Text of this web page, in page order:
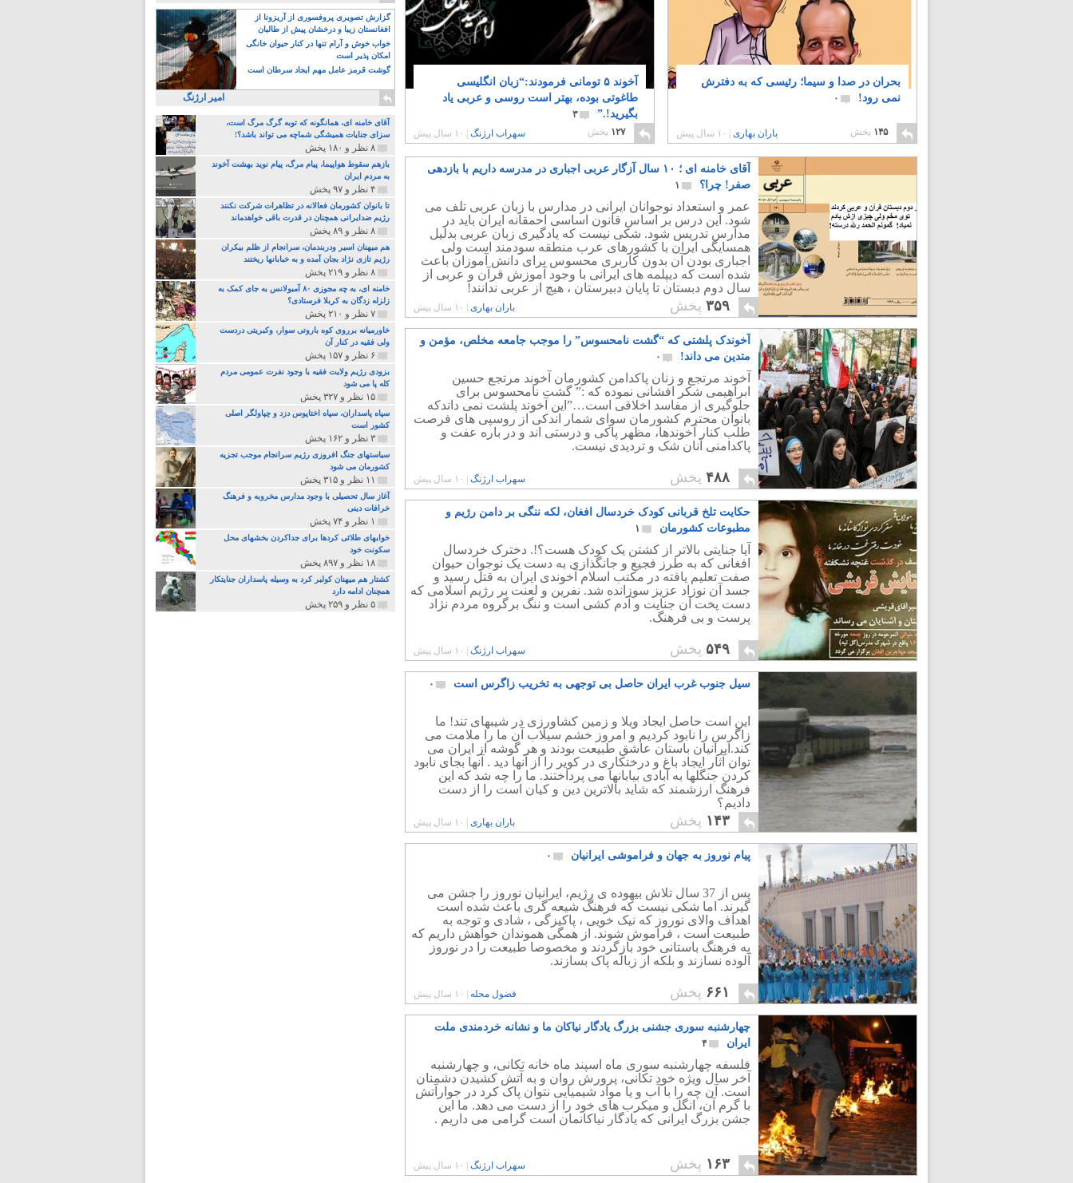
بحران در صدا و سیما؛ رئیسی که به دفترش
نمی رود!
۰
۱۴۵ پخش باران بهاری ۱۰ سال پیش
آخوند ۵ تومانی فرمودند:“زبان انگلیسی
طاغوتی بوده، بهتر است روسی و عربی یاد
بگیرید!.”
۳
۱۲۷ پخش سهراب ارژنگ ۱۰ سال پیش
آقای خامنه ای ؛ ۱۰ سال آزگار عربی اجباری در مدرسه داریم با بازدهی
صفر! چرا؟
۱
عمر و استعداد نوجوانان ایرانی در مدارس با زبان عربی تلف می
شود. این درس بر اساس قانون اساسی احمقانه ایران باید در
مدارس تدریس شود. شکی نیست که یادگیری زبان عربی بدلیل
همسایگی ایران با کشورهای عرب منطقه سودمند است ولی
اجباری بودن آن بدون کاربری محسوس برای دانش آموزان باعث
شده است که دیپلمه های ایرانی با وجود آموزش قرآن و عربی از
سال دوم دبستان تا پایان دبیرستان ، هیچ از عربی ندانند!
۳۵۹ پخش باران بهاری ۱۰ سال پیش
آخوندک پلشتی که “گشت نامحسوس” را موجب جامعه مخلص، مؤمن و
متدین می داند!
۰
آخوند مرتجع و زنان پاکدامن کشورمان آخوند مرتجع حسین
ابراهیمی شکر افشانی نموده که :” گشت نامحسوس برای
جلوگیری از مفاسد اخلاقی است…”این آخوند پلشت نمی داندکه
بانوان محترم کشورمان سوای شمار اندکی از روسپی های فرصت
طلب کنار آخوندها، مظهر پاکی و درستی اند و در باره عفت و
پاکدامنی آنان شک و تردیدی نیست.
۴۸۸ پخش سهراب ارژنگ ۱۰ سال پیش
حکایت تلخ قربانی کودک خردسال افغان، لکه ننگی بر دامن رژیم و
مطبوعات کشورمان
۱
آیا جنایتی بالاتر از کشتن یک کودک هست؟!. دخترک خردسال
افغانی که به طرز فجیع و جانگذازی به دست یک نوجوان حیوان
صفت تعلیم یافته در مکتب اسلام آخوندی ایران به قتل رسید و
جسد آن نوزاد عزیز سوزانده شد. نفرین و لعنت بر رژیم اسلامی که
دست پخت آن جنایت و آدم کشی است و ننگ برگروه مردم نژاد
پرست و بی فرهنگ.
۵۴۹ پخش سهراب ارژنگ ۱۰ سال پیش
سیل جنوب غرب ایران حاصل بی توجهی به تخریب زاگرس است ۰
این است حاصل ایجاد ویلا و زمین کشاورزی در شیبهای تند! ما
زاگرس را نابود کردیم و امروز خشم سیلاب آن ما را ملامت می
کند.ایرانیان باستان عاشق طبیعت بودند و هر گوشه از ایران می
توان آثار ایجاد باغ و درختکاری در کویر را از آنها دید . آنها بجای نابود
کردن جنگلها به آبادی بیابانها می پرداختند. ما را چه شد که این
فرهنگ ارزشمند که شاید بالاترین دین و کیان است را از دست
دادیم؟
۱۴۳ پخش باران بهاری ۱۰ سال پیش
پیام نوروز به جهان و فراموشی ایرانیان ۰
پس از 37 سال تلاش بیهوده ی رژیم، ایرانیان نوروز را جشن می
گیرند. اما شکی نیست که فرهنگ شیعه گری باعث شده است
اهداف والای نوروز که نیک خویی ، پاکیزگی ، شادی و توجه به
طبیعت است ، فراموش شوند. از همگی هموندان خواهش داریم که
به فرهنگ باستانی خود بازگردند و مخصوصا طبیعت را در نوروز
آلوده نسازند و بلکه از زباله پاک بسازند.
۶۶۱ پخش فضول محله ۱۰ سال پیش
چهارشنبه سوری جشنی بزرگ یادگار نیاکان ما و نشانه خردمندی ملت
ایران
۴
فلسفه چهارشنبه سوری ماه اسپند ماه خانه تکانی، و چهارشنبه
آخر سال ویژه خود تکانی، پرورش روان و به آتش کشیدن دشمنان
است. آن چه را با آب و یا مواد شیمیایی نتوان پاک کرد در جوارآتش
با گرم آن، انگل و میکرب های خود را از دست می دهد. ما این
جشن بزرگ ایرانی که یادگار نیاکانمان است گرامی می داریم .
۱۶۳ پخش سهراب ارژنگ ۱۰ سال پیش
گزارش تصویری پروفسوری از آریزونا از
افغانستان زیبا و درخشان پیش از طالبان
خواب خوش و آرام تنها در کنار حیوان خانگی
امکان پذیر است
گوشت قرمز عامل مهم ایجاد سرطان است
امیر ارژنگ
آقای خامنه ای، همانگونه که توبه گرگ مرگ است،
سزای جنایات همیشگی شماچه می تواند باشد؟!
۸ نظر و ۱۸۰ پخش
بازهم سقوط هواپیما، پیام مرگ، پیام نوید بهشت آخوند
به مردم ایران
۴ نظر و ۹۷ پخش
تا بانوان کشورمان فعالانه در تظاهرات شرکت نکنند
رژیم ضدایرانی همچنان در قدرت باقی خواهدماند
۸ نظر و ۸۹ پخش
هم میهنان اسیر ودربندمان، سرانجام از ظلم بیکران
رژیم تازی نژاد بجان آمده و به خبابانها ریختند
۸ نظر و ۲۱۹ پخش
خامنه ای، به چه مجوزی ۸۰ آمبولانس به جای کمک به
زلزله زدگان به کربلا فرستادی؟
۷ نظر و ۲۱۰ پخش
خاورمیانه برروی کوه باروتی سوار، وکبریتی دردست
ولی فقیه در کنار آن
۶ نظر و ۱۵۷ پخش
بزودی رژیم ولایت فقیه با وجود نفرت عمومی مردم
کله پا می شود
۱۵ نظر و ۳۲۷ پخش
سپاه پاسداران، سپاه اختاپوس دزد و چپاولگر اصلی
کشور است
۳ نظر و ۱۶۲ پخش
سیاستهای جنگ افروزی رژیم سرانجام موجب تجزیه
کشورمان می شود
۱۱ نظر و ۳۱۵ پخش
آغاز سال تحصیلی با وجود مدارس مخروبه و فرهنگ
خرافات دینی
۱ نظر و ۷۴ پخش
خوابهای طلائی کردها برای جداکردن بخشهای محل
سکونت خود
۱۸ نظر و ۸۹۷ پخش
کشتار هم میهنان کولبر کرد به وسیله پاسداران جنایتکار
همچنان ادامه دارد
۵ نظر و ۲۵۹ پخش